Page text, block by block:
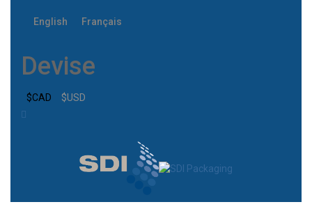
English Français
Devise
$CAD $USD